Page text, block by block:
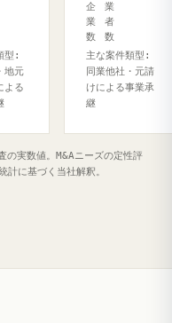
型:
地元
よる
企
業
数
業
者
数
主な案件類型:
同業他社・元請
けによる事業承
継
実数値。M&Aニーズの定性評
計に基づく当社解釈。